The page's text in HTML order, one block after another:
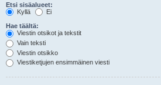
Etsi sisäalueet:
Kyllä
Ei
Hae täältä:
Viestin otsikot ja tekstit
Vain teksti
Viestin otsikko
Viestiketjujen ensimmäinen viesti